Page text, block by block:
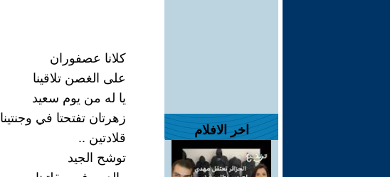
اخر الافلام
كلانا عصفوران
على الغصن تلاقينا
يا له من يوم سعيد
زهرتان تفتحتا في وجنتينا
قلادتين ..
توشح الجيد